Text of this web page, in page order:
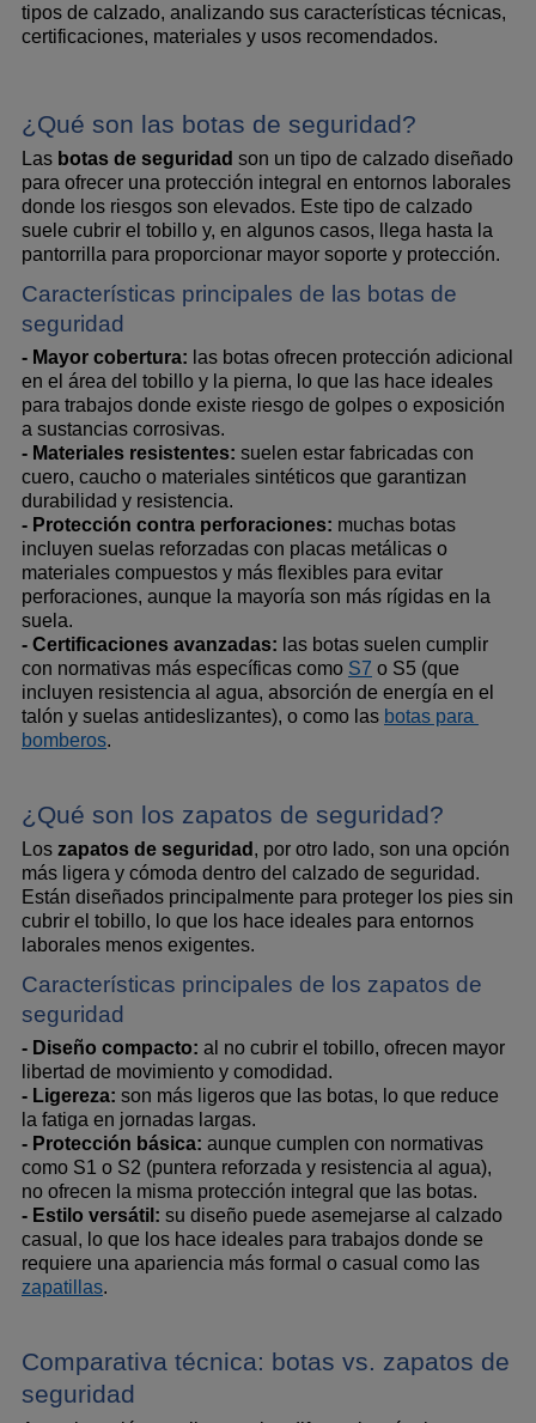
tipos de calzado, analizando sus características técnicas,
certificaciones, materiales y usos recomendados.
¿Qué son las botas de seguridad?
Las botas de seguridad son un tipo de calzado diseñado
para ofrecer una protección integral en entornos laborales
donde los riesgos son elevados. Este tipo de calzado
suele cubrir el tobillo y, en algunos casos, llega hasta la
pantorrilla para proporcionar mayor soporte y protección.
Características principales de las botas de
seguridad
- Mayor cobertura: las botas ofrecen protección adicional
en el área del tobillo y la pierna, lo que las hace ideales
para trabajos donde existe riesgo de golpes o exposición
a sustancias corrosivas.
- Materiales resistentes: suelen estar fabricadas con
cuero, caucho o materiales sintéticos que garantizan
durabilidad y resistencia.
- Protección contra perforaciones: muchas botas
incluyen suelas reforzadas con placas metálicas o
materiales compuestos y más flexibles para evitar
perforaciones, aunque la mayoría son más rígidas en la
suela.
- Certificaciones avanzadas: las botas suelen cumplir
con normativas más específicas como S7 o S5 (que
incluyen resistencia al agua, absorción de energía en el
talón y suelas antideslizantes), o como las botas para
bomberos.
¿Qué son los zapatos de seguridad?
Los zapatos de seguridad , por otro lado, son una opción
más ligera y cómoda dentro del calzado de seguridad.
Están diseñados principalmente para proteger los pies sin
cubrir el tobillo, lo que los hace ideales para entornos
laborales menos exigentes.
Características principales de los zapatos de
seguridad
- Diseño compacto: al no cubrir el tobillo, ofrecen mayor
libertad de movimiento y comodidad.
- Ligereza: son más ligeros que las botas, lo que reduce
la fatiga en jornadas largas.
- Protección básica: aunque cumplen con normativas
como S1 o S2 (puntera reforzada y resistencia al agua),
no ofrecen la misma protección integral que las botas.
- Estilo versátil: su diseño puede asemejarse al calzado
casual, lo que los hace ideales para trabajos donde se
zapatillas.
Comparativa técnica: botas vs. zapatos de
seguridad